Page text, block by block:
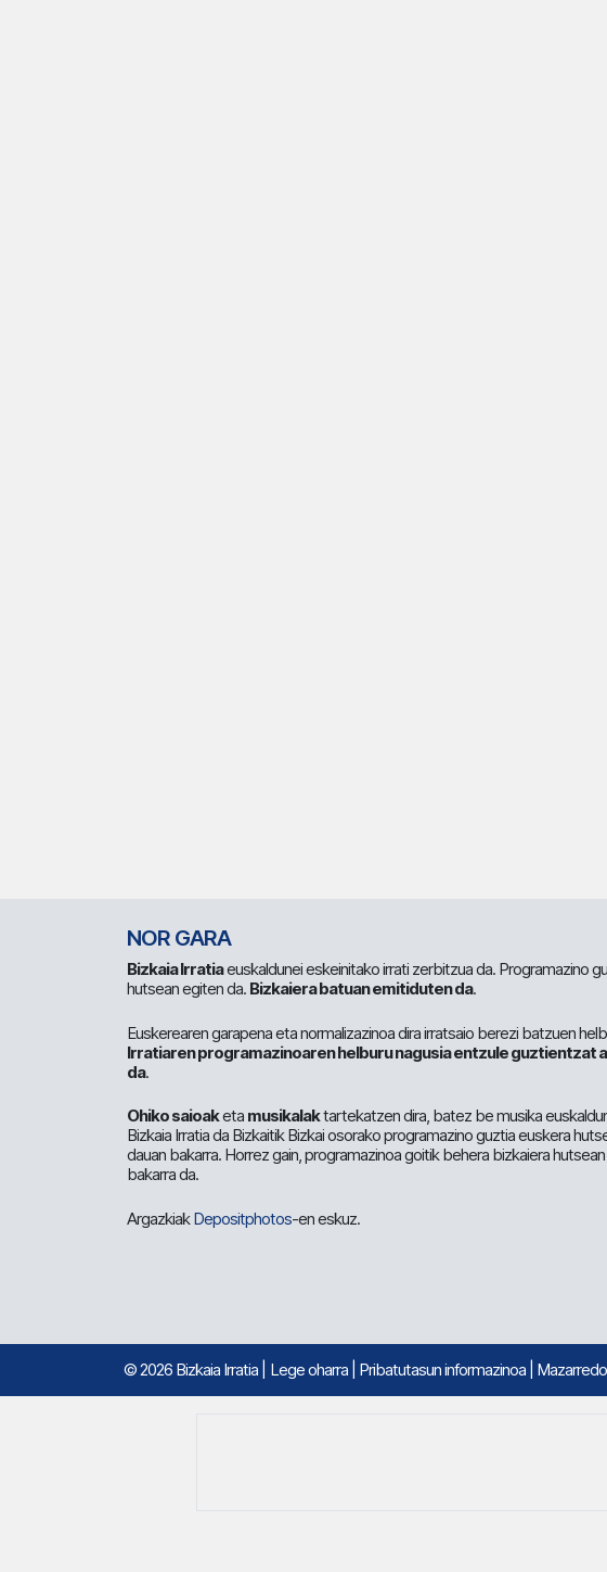
NOR GARA
Bizkaia Irratiaeuskaldunei eskeinitako irrati zerbitzua da. Programazino
hutsean egiten da. Bizkaiera batuan emitiduten da.
Euskerearen garapena eta normalizazinoa dira irratsaio berezi batzuen
Irratiaren programazinoaren helburu nagusia entzule guztientzat
da.
Ohiko saioaketa musikalaktartekatzen dira, batez be musika
Bizkaia Irratia da Bizkaitik Bizkai osorako programazino guztia euskera
dauan bakarra. Horrez gain, programazinoa goitik behera bizkaiera
bakarra da.
ArgazkiakDepositphotos-en eskuz.
© 2026 Bizkaia Irratia Lege oharra Pribatutasun informazinoa |